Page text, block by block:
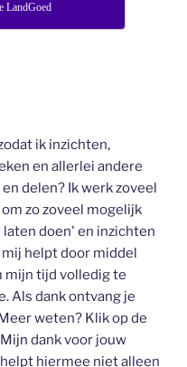
LandGoed
ik inzichten,
en allerlei andere
delen? Ik werk zoveel
zo zoveel mogelijk
doen' en inzichten
helpt door middel
mijn tijd volledig te
Als dank ontvang je
weten? Klik op de
dank voor jouw
hiermee niet alleen